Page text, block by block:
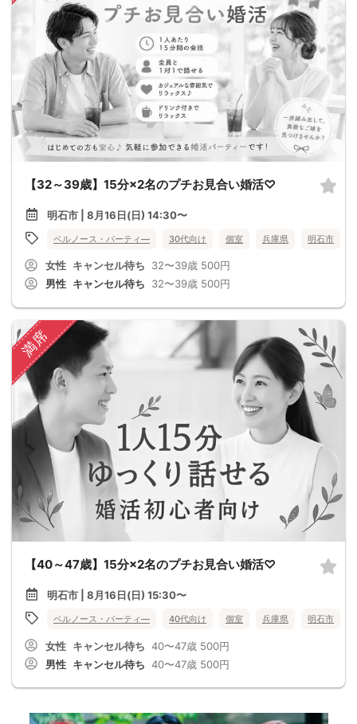
【32～39歳】15分×2名のプチお見合い婚活♡
明石市 | 8月16日(日) 14:30〜
ベルノース・パーティ― 30代向け 個室 兵庫県 明石市
女性 キャンセル待ち 32〜39歳 500円
男性 キャンセル待ち 32〜39歳 500円
満席
【40～47歳】15分×2名のプチお見合い婚活♡
明石市 | 8月16日(日) 15:30〜
ベルノース・パーティ― 40代向け 個室 兵庫県 明石市
女性 キャンセル待ち 40〜47歳 500円
男性 キャンセル待ち 40〜47歳 500円